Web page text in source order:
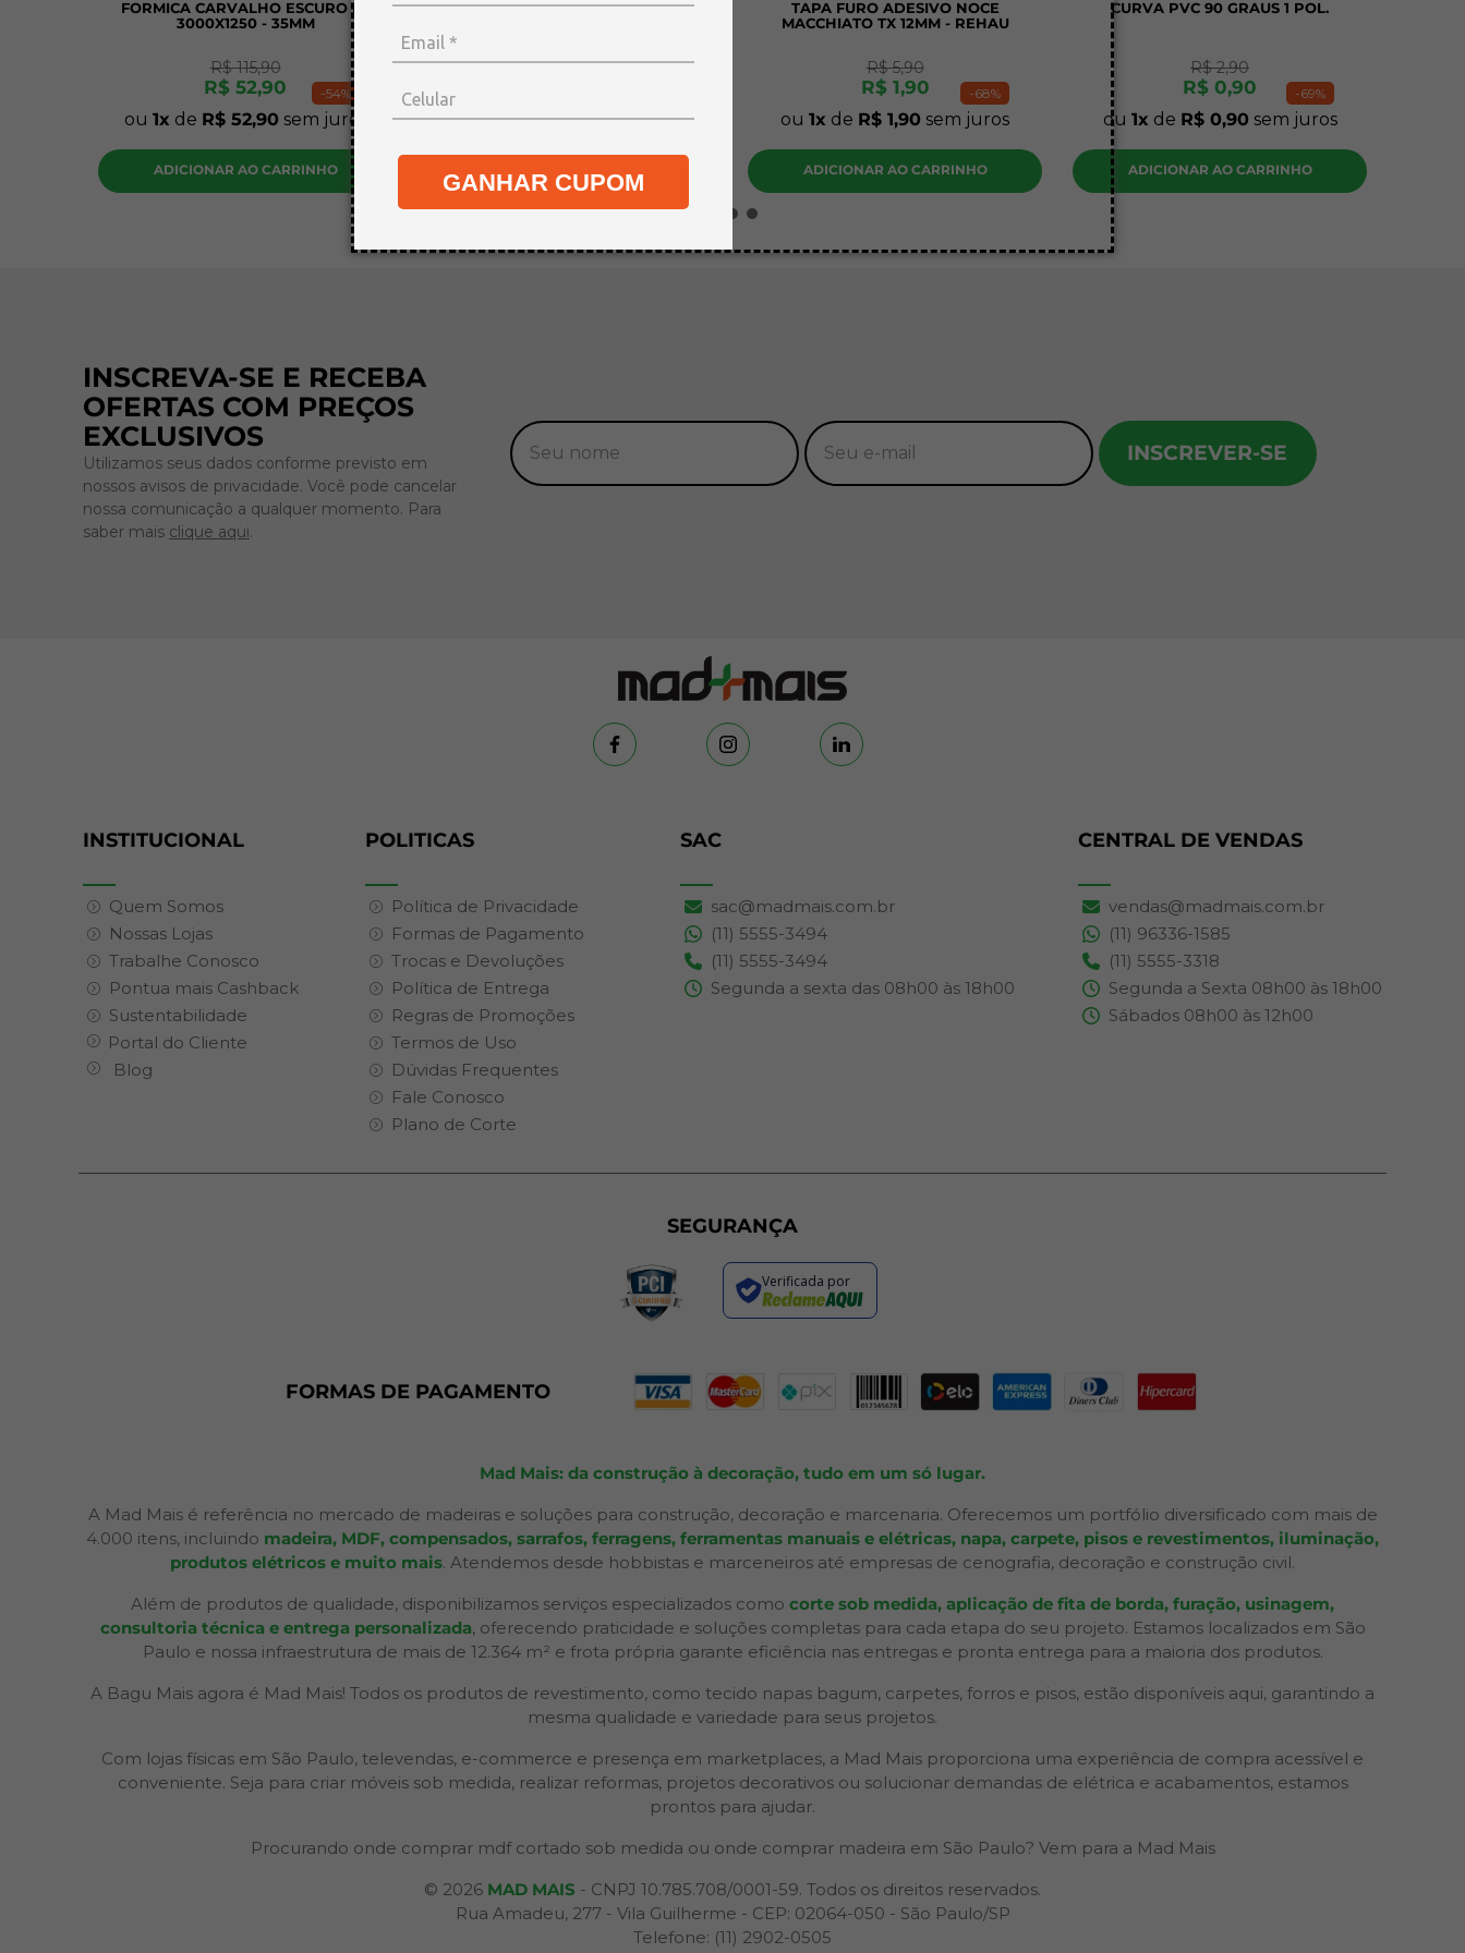
GANHAR CUPOM
-54%
FORMICA CARVALHO ESCURO FC
3000X1250 - 35MM
R$ 115,90
R$ 52,90
ou 1 de R$ 52,90 sem juros
ADICIONAR AO CARRINHO
PLACA A4 MDF CRU PINUS 3MM
R$ 45,90
ou1 deR$ 34,90sem juros
-68%
TAPA FURO ADESIVO NOCE
MACCHIATO TX 12MM - REHAU
R$ 5,90
R$ 1,90
ou1 de R$ 1,90 sem juros
ADICIONAR AO CARRINHO
-69%
CURVA PVC 90 GRAUS 1 POL.
R$ 2,90
R$ 0,90
ou 1 de R$ 0,90 sem juros
ADICIONAR AO CARRINHO
INSCREVA-SE E RECEBA
OFERTAS COM PREÇOS
EXCLUSIVOS
Utilizamos seus dados conforme previsto em
nossos avisos de privacidade. Você pode cancelar
nossa comunicação a qualquer momento. Para
saber mais clique aqui.
INSCREVER-SE
INSTITUCIONAL
Quem Somos
Nossas Lojas
Trabalhe Conosco
Pontua mais Cashback
Sustentabilidade
Portal do Cliente
Blog
POLITICAS
Política de Privacidade
Formas de Pagamento
Trocas e Devoluções
Política de Entrega
Regras de Promoções
Termos de Uso
Dúvidas Frequentes
Fale Conosco
Plano de Corte
SAC
sac@madmais.com.br
(11) 5555-3494
(11) 5555-3494
Segunda a sexta das 08h00 às 18h00
CENTRAL DE VENDAS
vendas@madmais.com.br
(11) 96336-1585
(11) 5555-3318
Segunda a Sexta 08h00 às 18h00
Sábados 08h00 às 12h00
SEGURANÇA
Verificada por
FORMAS DE PAGAMENTO
Mad Mais: da construção à decoração, tudo em um só lugar.
A Mad Mais é referência no mercado de madeiras e soluções para construção, decoração e marcenaria. Oferecemos um portfólio diversificado com mais de
4.000 itens, incluindo madeira, MDF, compensados, sarrafos, ferragens, ferramentas manuais e elétricas, napa, carpete, pisos e revestimentos, iluminação,
produtos elétricos e muito mais. Atendemos desde hobbistas e marceneiros até empresas de cenografia, decoração e construção civil.
Além de produtos de qualidade, disponibilizamos serviços especializados como corte sob medida, aplicação de fita de borda, furação, usinagem,
consultoria técnica e entrega personalizada, oferecendo praticidade e soluções completas para cada etapa do seu projeto. Estamos localizados em São
Paulo e nossa infraestrutura de mais de 12.364 m² e frota própria garante eficiência nas entregas e pronta entrega para a maioria dos produtos.
A Bagu Mais agora é Mad Mais! Todos os produtos de revestimento, como tecido napas bagum, carpetes, forros e pisos, estão disponíveis aqui, garantindo a
mesma qualidade e variedade para seus projetos.
Com lojas físicas em São Paulo, televendas, e-commerce e presença em marketplaces, a Mad Mais proporciona uma experiência de compra acessível e
conveniente. Seja para criar móveis sob medida, realizar reformas, projetos decorativos ou solucionar demandas de elétrica e acabamentos, estamos
prontos para ajudar.
Procurando onde comprar mdf cortado sob medida ou onde comprar madeira em São Paulo? Vem para a Mad Mais
© 2026 MAD MAIS - CNPJ 10.785.708/0001-59. Todos os direitos reservados.
Rua Amadeu, 277 - Vila Guilherme - CEP: 02064-050 - São Paulo/SP
Telefone: (11) 2902-0505